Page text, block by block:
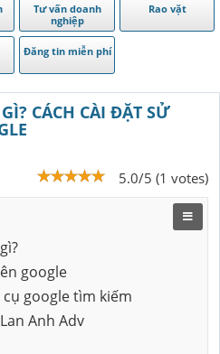
Tư vấn doanh
nghiệp
Rao vặt
Đăng tin miễn phí
CÁCH CÀI ĐẶT SỬ
5.0/5 (1 votes)
google
google tìm kiếm
Anh Adv